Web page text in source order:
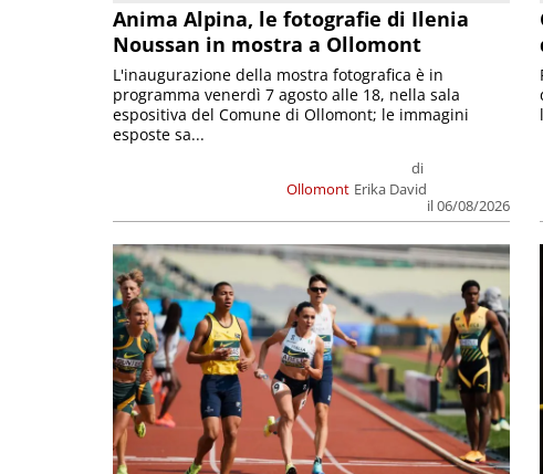
Anima Alpina, le fotografie di Ilenia
Noussan in mostra a Ollomont
Ollomont
di
Erika David
il 06/08/2026
L'inaugurazione della mostra fotografica è in
programma venerdì 7 agosto alle 18, nella sala
espositiva del Comune di Ollomont; le immagini
esposte sa...